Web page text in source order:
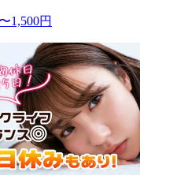
1,500円